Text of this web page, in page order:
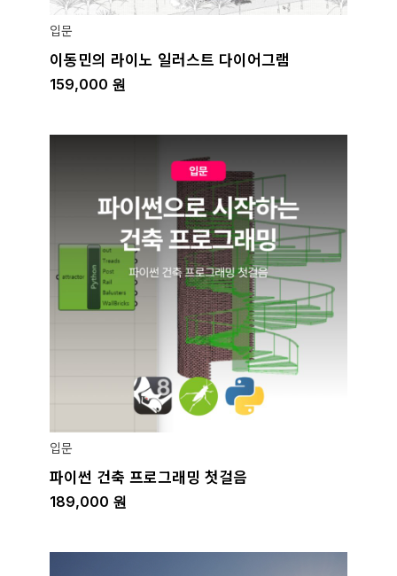
입문
이동민의 라이노 일러스트 다이어그램
159,000 원
입문
파이썬 건축 프로그래밍 첫걸음
189,000 원